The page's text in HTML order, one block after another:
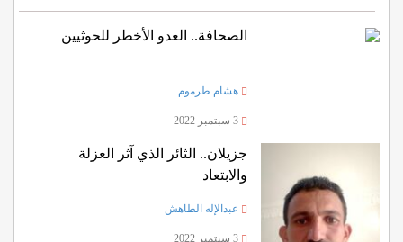
الصحافة.. العدو الأخطر للحوثيين
هشام طرموم
جزيلان.. الثائر الذي آثر العزلة
والابتعاد
عبدالإله الطاهش